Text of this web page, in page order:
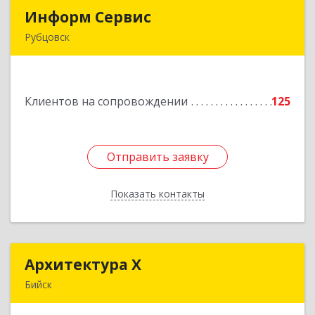
Информ Сервис
Рубцовск
Клиентов на сопровождении 125
Отправить заявку
Показать контакты
Подробнее
Отправить заявку
Назад
Архитектура Х
Бийск